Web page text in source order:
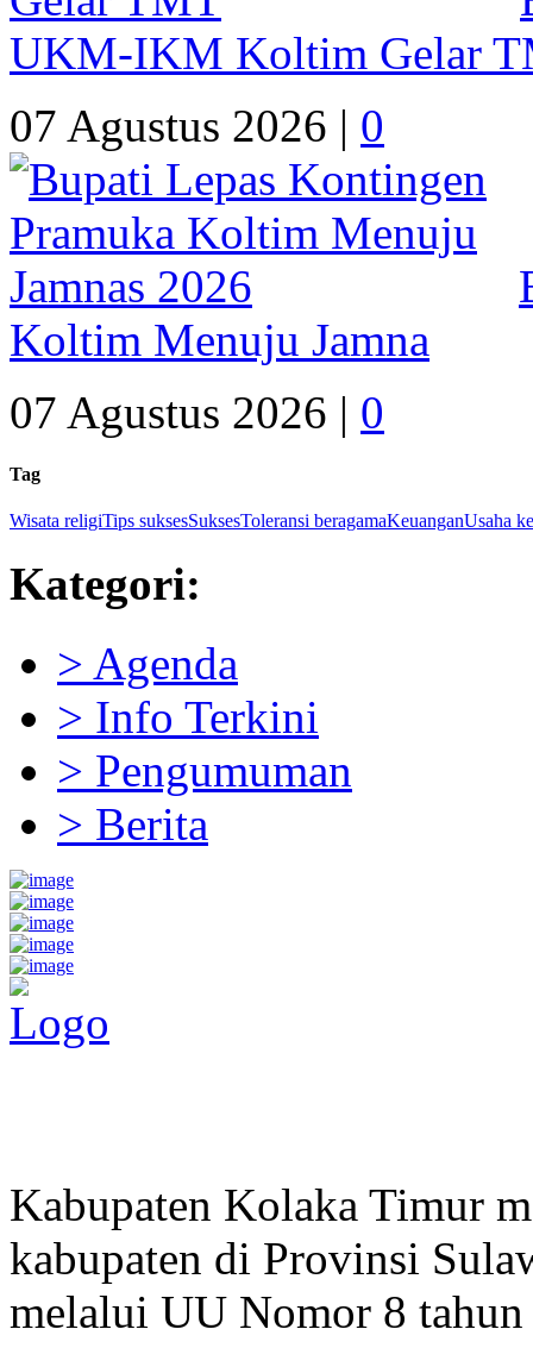
UKM-IKM Koltim Gelar
07 Agustus 2026 | 0
Koltim Menuju Jamna
07 Agustus 2026 | 0
Tag
Wisata religiTips suksesSuksesToleransi beragamaKeuanganUsaha
Kategori:
> Agenda
> Info Terkini
> Pengumuman
> Berita
Kabupaten Kolaka Timur
kabupaten di Provinsi
melalui UU Nomor 8